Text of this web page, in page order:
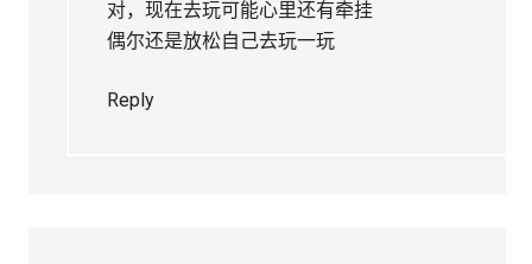
对，现在去玩可能心里还有牵挂
偶尔还是放松自己去玩一玩
Reply